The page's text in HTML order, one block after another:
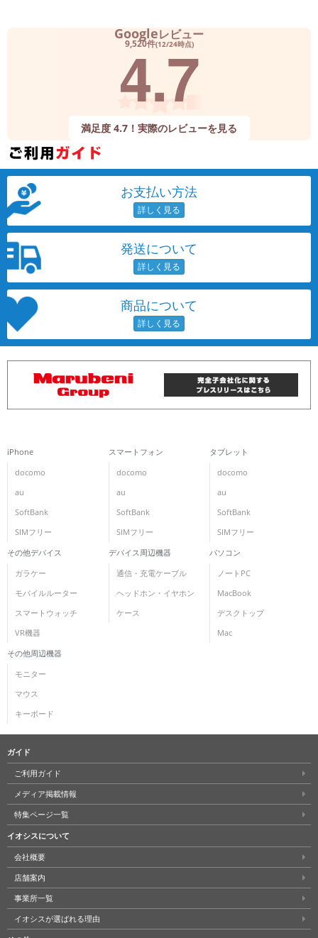
Googleレビュー
9,520件(12/24時点)
4.7
満足度 4.7！実際のレビューを見る
お支払い方法
発送について
商品について
iPhone
docomo
au
SoftBank
SIMフリー
スマートフォン
docomo
au
SoftBank
SIMフリー
タブレット
docomo
au
SoftBank
SIMフリー
その他デバイス
ガラケー
モバイルルーター
スマートウォッチ
VR機器
デバイス周辺機器
通信・充電ケーブル
ヘッドホン・イヤホン
ケース
パソコン
ノートPC
MacBook
デスクトップ
Mac
その他周辺機器
モニター
マウス
キーボード
ガイド
ご利用ガイド
メディア掲載情報
特集ページ一覧
イオシスについて
会社概要
店舗案内
事業所一覧
イオシスが選ばれる理由